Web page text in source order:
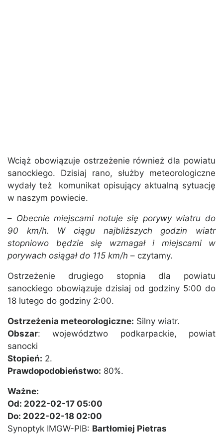
Wciąż obowiązuje ostrzeżenie również dla powiatu
sanockiego. Dzisiaj rano, służby meteorologiczne
wydały też komunikat opisujący aktualną sytuację
w naszym powiecie.
– Obecnie miejscami notuje się porywy wiatru do
90 km/h. W ciągu najbliższych godzin wiatr
stopniowo będzie się wzmagał i miejscami w
porywach osiągał do 115 km/h – czytamy.
Ostrzeżenie drugiego stopnia dla powiatu
sanockiego obowiązuje dzisiaj od godziny 5:00 do
18 lutego do godziny 2:00.
Ostrzeżenia meteorologiczne: Silny wiatr.
Obszar: województwo podkarpackie, powiat
sanocki
Stopień: 2.
Prawdopodobieństwo: 80%.
Ważne:
Od: 2022-02-17 05:00
Do: 2022-02-18 02:00
Synoptyk IMGW-PIB: Bartłomiej Pietras